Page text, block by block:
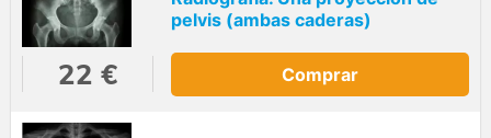
pelvis (ambas caderas)
22 € Comprar